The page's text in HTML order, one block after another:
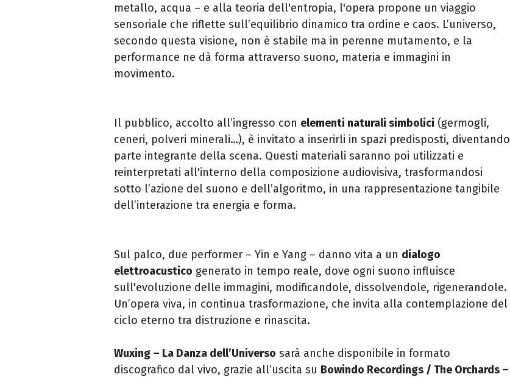
metallo, acqua – e alla teoria dell'entropia, l'opera propone un viaggio
sensoriale che riflette sull’equilibrio dinamico tra ordine e caos. L’universo,
secondo questa visione, non è stabile ma in perenne mutamento, e la
performance ne dà forma attraverso suono, materia e immagini in
movimento.
Il pubblico, accolto all’ingresso con elementi naturali simbolici (germogli,
ceneri, polveri minerali…), è invitato a inserirli in spazi predisposti, diventando
parte integrante della scena. Questi materiali saranno poi utilizzati e
reinterpretati all'interno della composizione audiovisiva, trasformandosi
sotto l’azione del suono e dell’algoritmo, in una rappresentazione tangibile
dell’interazione tra energia e forma.
Sul palco, due performer – Yin e Yang – danno vita a un dialogo
elettroacustico generato in tempo reale, dove ogni suono influisce
sull'evoluzione delle immagini, modificandole, dissolvendole, rigenerandole.
Un’opera viva, in continua trasformazione, che invita alla contemplazione del
ciclo eterno tra distruzione e rinascita.
Wuxing – La Danza dell’Universo sarà anche disponibile in formato
discografico dal vivo, grazie all’uscita su Bowindo Recordings / The Orchards –